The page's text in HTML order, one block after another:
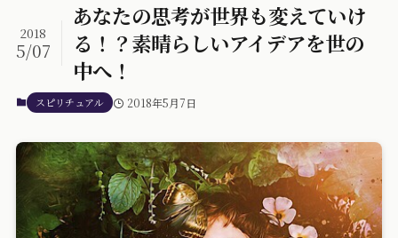
あなたの思考が世界も変えていけ
る！？素晴らしいアイデアを世の
中へ！
2018
5/07
スピリチュアル 2018年5月7日